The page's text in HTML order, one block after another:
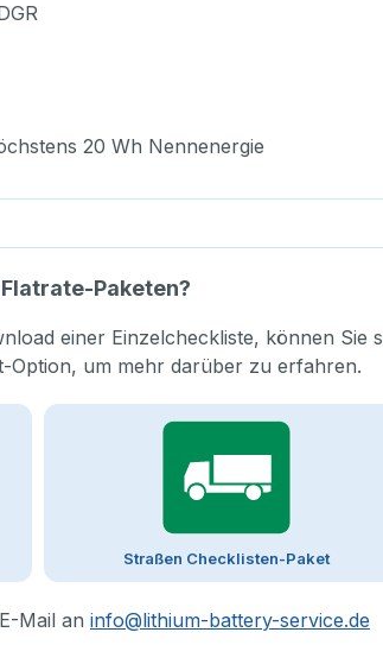
20 Wh Nennenergie
Paketen?
einer Einzelcheckliste, können
Option, um mehr darüber zu erfahren.
Straßen Checklisten-Paket
Mail an info@lithium-battery-service.de